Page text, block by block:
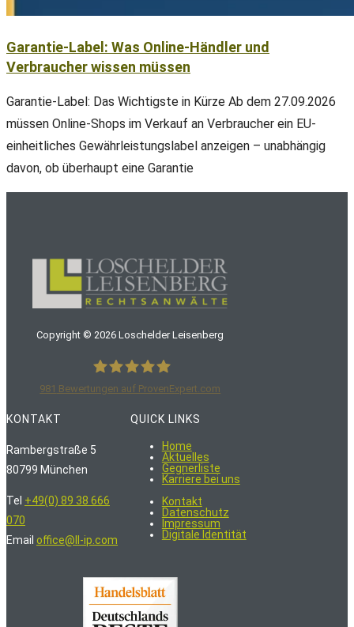
Garantie-Label: Was Online-Händler und
Verbraucher wissen müssen
Garantie-Label: Das Wichtigste in Kürze Ab dem 27.09.2026
müssen Online-Shops im Verkauf an Verbraucher ein EU-
einheitliches Gewährleistungslabel anzeigen – unabhängig
davon, ob überhaupt eine Garantie
Copyright ©2026 Loschelder Leisenberg
LoschelderLeisenberg Rechtsanwälte
981 Bewertungen auf ProvenExpert.com
KONTAKT
Rambergstraße 5
80799 München
Tel +49(0) 89 38 666
070
Email office@ll-ip.com
QUICK LINKS
Home
Aktuelles
Gegnerliste
Karriere bei uns
Kontakt
Datenschutz
Impressum
Digitale Identität